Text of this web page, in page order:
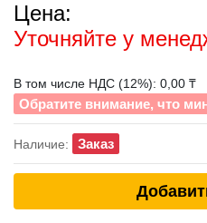
Цена:
Уточняйте у
В том числе НДС (12%): 0,00 ₸
Обратите внимание, что
Наличие: Заказ